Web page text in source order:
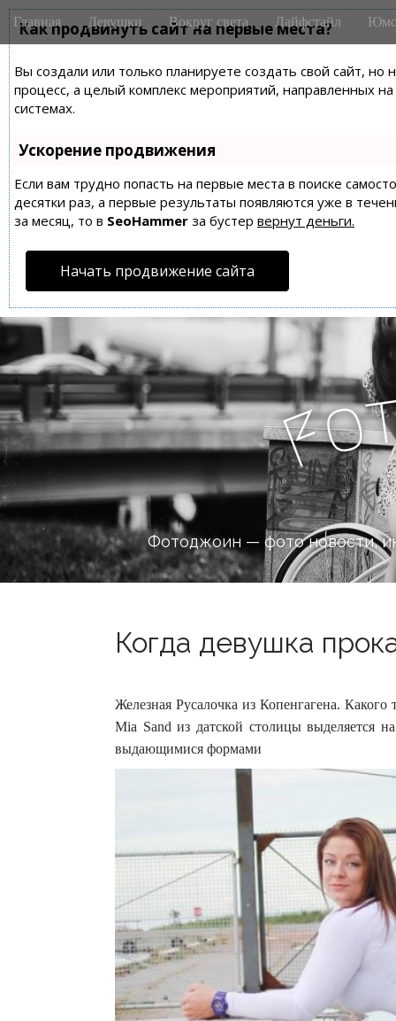
Как продвинуть сайт на первые места?
Вы создали или только планируете создать свой сайт,
процесс, а целый комплекс мероприятий, направленных
системах.
Ускорение продвижения
Если вам трудно попасть на первые места в поиске
десятки раз, а первые результаты появляются уже в
за месяц, то в SeoHammer за бустер вернут деньги.
Начать продвижение сайта
M
a
n
m
e
n
u
i
Главная Девушки Вокруг света Лайфстайл
Fo
Фотоджоин — фото новости,
Когда девушка
Железная Русалочка из Копенгагена.
Mia Sand из датской столицы выделяется
выдающимися формами